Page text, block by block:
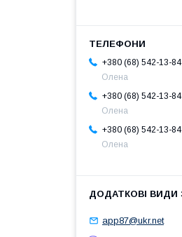
+380 (68) 542-13-84
Олена
+380 (68) 542-13-84
Олена
+380 (68) 542-13-84
Олена
app87@ukr.net